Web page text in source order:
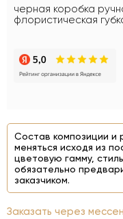
черная коробка
флористическая
Состав композиции и
меняться исходя из
цветовую гамму,
обязательно
заказчиком.
Заказать через